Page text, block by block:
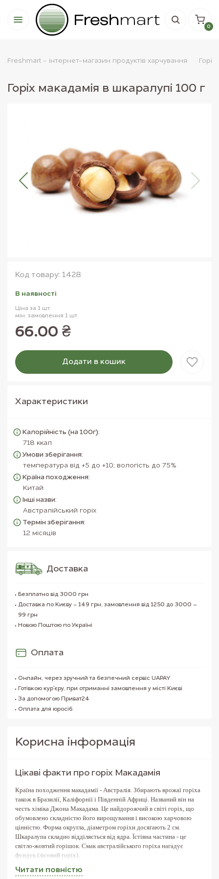
0
Freshmart - інтернет-магазин продуктів харчування
Горіх макадамія в шкаралупі 100 г
Код товару: 1428
В наявностi
Ціна за 1 шт.
мін. замовлення 1 шт.
66.00 ₴
Додати в кошик
Товар доданий в кошик
Характеристики
Калорійність (на 100г):
718 ккал
Умови зберігання:
температура від +5 до +10; вологість до 75%
Країна походження:
Китай
Інші назви:
Австралійський горіх
Термін зберігання:
12 місяців
Доставка
Безплатно від 3000 грн
Доставка по Києву - 149 грн, замовлення від 1250 до 3000 –
99 грн
Новою Поштою по Україні
Оплата
Онлайн, через зручний та безпечний сервіс UAPAY
Готівкою кур`єру, при отриманні замовлення у місті Києві
За допомогою Приват24
Оплата для юросіб
Корисна iнформацiя
Читати повнiстю
Цікаві факти про горіх Макадамія
Країна походження макадамії - Австралія. Збирають врожаї горіха
також в Бразилії, Каліфорнії і Південній Африці. Названий він на
честь хіміка Джона Макадама. Це найдорожчий в світі горіх, що
обумовлено складністю його вирощування і високою харчовою
цінністю. Форма округла, діаметром горіхи досягають 2 см.
Шкаралупа складно відділяється від ядра. Їстівна частина - це
світло-жовтий горішок. Смак австралійського горіха нагадує
фундук (лісовий горіх).
Застосування Макадамії у кулінарії